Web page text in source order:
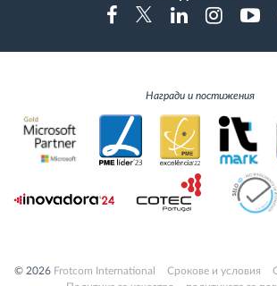
FacebookTwitterLinkedinInstragram
Награди и постижения
© 2026 Frotcom International Cрокове и условия